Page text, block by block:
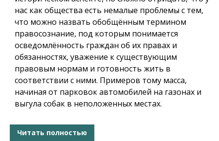
нас как общества есть немалые проблемы с тем,
что можно назвать обобщённым термином
правосознание, под которым понимается
осведомлённость граждан об их правах и
обязанностях, уважение к существующим
правовым нормам и готовность жить в
соответствии с ними. Примеров тому масса,
начиная от парковок автомобилей на газонах и
выгула собак в неположенных местах.
Читать полностью